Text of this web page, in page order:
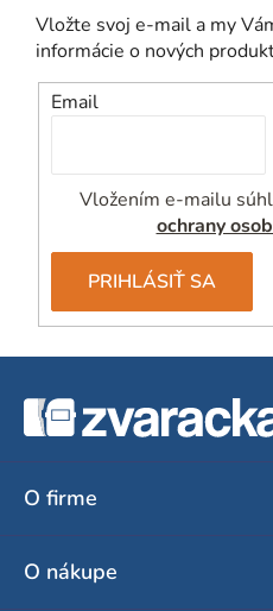
Vložte svoj e-mail a my
informácie o nových
Email
Vložením e-mailu
ochrany
PRIHLÁSIŤ SA
O firme
O nákupe